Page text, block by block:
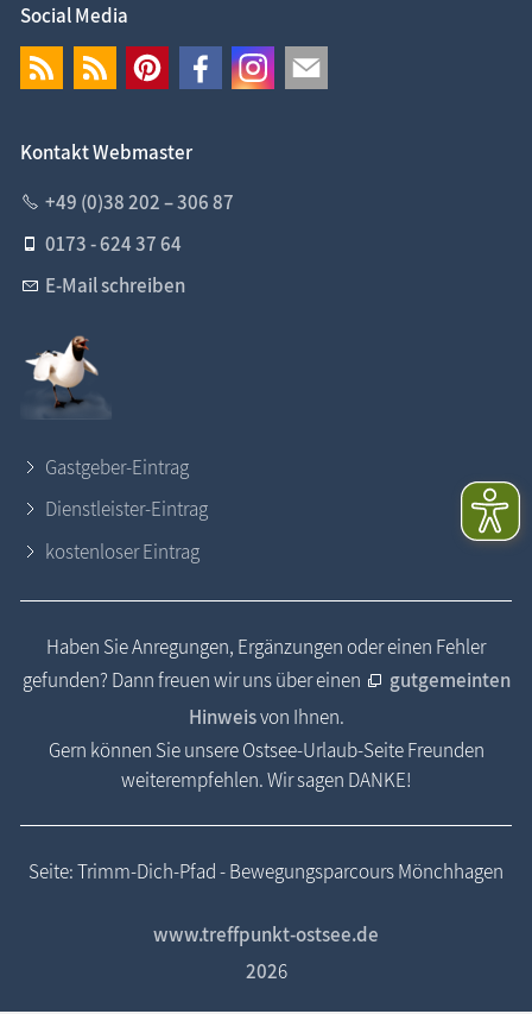
Social Media
Kontakt Webmaster
+49 (0)38 202 – 306 87
0173 - 624 37 64
E-Mail schreiben
Gastgeber-Eintrag
Dienstleister-Eintrag
kostenloser Eintrag
Haben Sie Anregungen, Ergänzungen oder einen Fehler
gefunden? Dann freuen wir uns über einen
gutgemeinten
Hinweisvon Ihnen.
Gern können Sie unsere Ostsee-Urlaub-Seite Freunden
weiterempfehlen. Wir sagen DANKE!
Seite: Trimm-Dich-Pfad - Bewegungsparcours Mönchhagen
www.treffpunkt-ostsee.de
2026